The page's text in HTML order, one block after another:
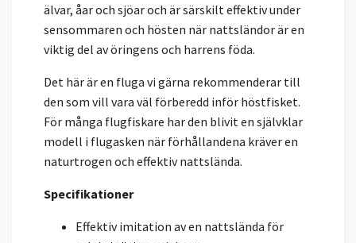
älvar, åar och sjöar och är särskilt effektiv under
sensommaren och hösten när nattsländor är en
viktig del av öringens och harrens föda.
Det här är en fluga vi gärna rekommenderar till
den som vill vara väl förberedd inför höstfisket.
För många flugfiskare har den blivit en självklar
modell i flugasken när förhållandena kräver en
naturtrogen och effektiv nattslända.
Specifikationer
Effektiv imitation av en nattslända för